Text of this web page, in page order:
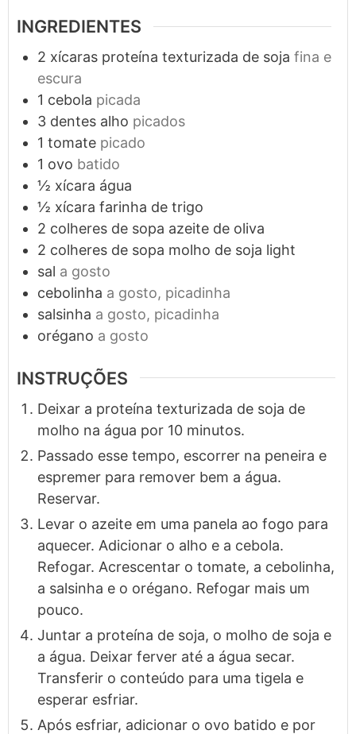
INGREDIENTES
2 xícaras proteína texturizada de soja fina e
escura
1 cebola picada
3 dentes alho picados
1 tomate picado
1 ovo batido
½ xícara água
½ xícara farinha de trigo
2 colheres de sopa azeite de oliva
2 colheres de sopa molho de soja light
sal a gosto
cebolinha a gosto, picadinha
salsinha a gosto, picadinha
orégano a gosto
INSTRUÇÕES
Deixar a proteína texturizada de soja de
molho na água por 10 minutos.
Passado esse tempo, escorrer na peneira e
espremer para remover bem a água.
Reservar.
Levar o azeite em uma panela ao fogo para
aquecer. Adicionar o alho e a cebola.
Refogar. Acrescentar o tomate, a cebolinha,
a salsinha e o orégano. Refogar mais um
pouco.
Juntar a proteína de soja, o molho de soja e
a água. Deixar ferver até a água secar.
Transferir o conteúdo para uma tigela e
esperar esfriar.
Após esfriar, adicionar o ovo batido e por